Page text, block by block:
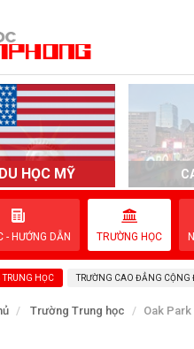
DU HỌC MỸ
- HƯỚNG DẪN TRƯỜNG HỌC
TRUNG HỌC TRƯỜNG CAO ĐẲNG CỘNG
Trường Trung học Oak
CHỦ